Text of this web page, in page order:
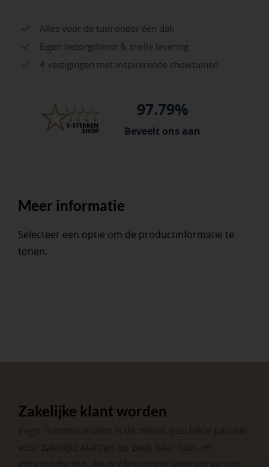
Alles voor de tuin onder één dak
Eigen bezorgdienst & snelle levering
4 vestigingen met inspirerende showtuinen
97.79%
Beveelt ons aan
Meer informatie
Selecteer een optie om de productinformatie te
tonen.
Zakelijke klant worden
Vego Tuinmaterialen is de meest geschikte partner
voor zakelijke klanten op zoek naar tuin- en
infraproducten. Als professionele leverancier van